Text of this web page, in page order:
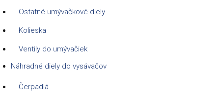
Ostatné umývačkové diely
Kolieska
Ventily do umývačiek
Náhradné diely do vysávačov
Čerpadlá